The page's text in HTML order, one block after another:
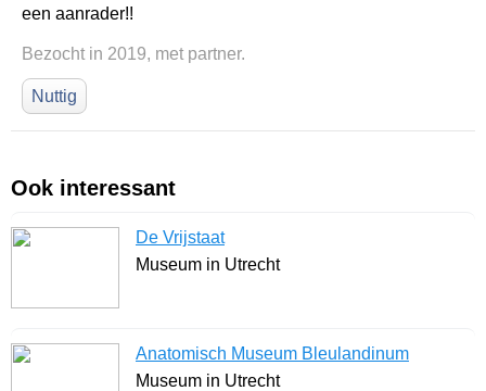
een aanrader!!
Bezocht in 2019, met partner.
Nuttig
Ook interessant
De Vrijstaat
Museum in Utrecht
Anatomisch Museum Bleulandinum
Museum in Utrecht